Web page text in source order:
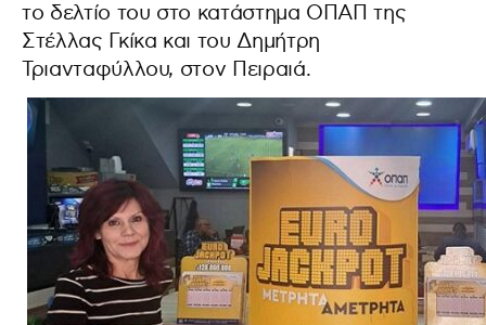
το δελτίο του στο κατάστημα ΟΠΑΠ της
Στέλλας Γκίκα και του Δημήτρη
Τριανταφύλλου, στον Πειραιά.